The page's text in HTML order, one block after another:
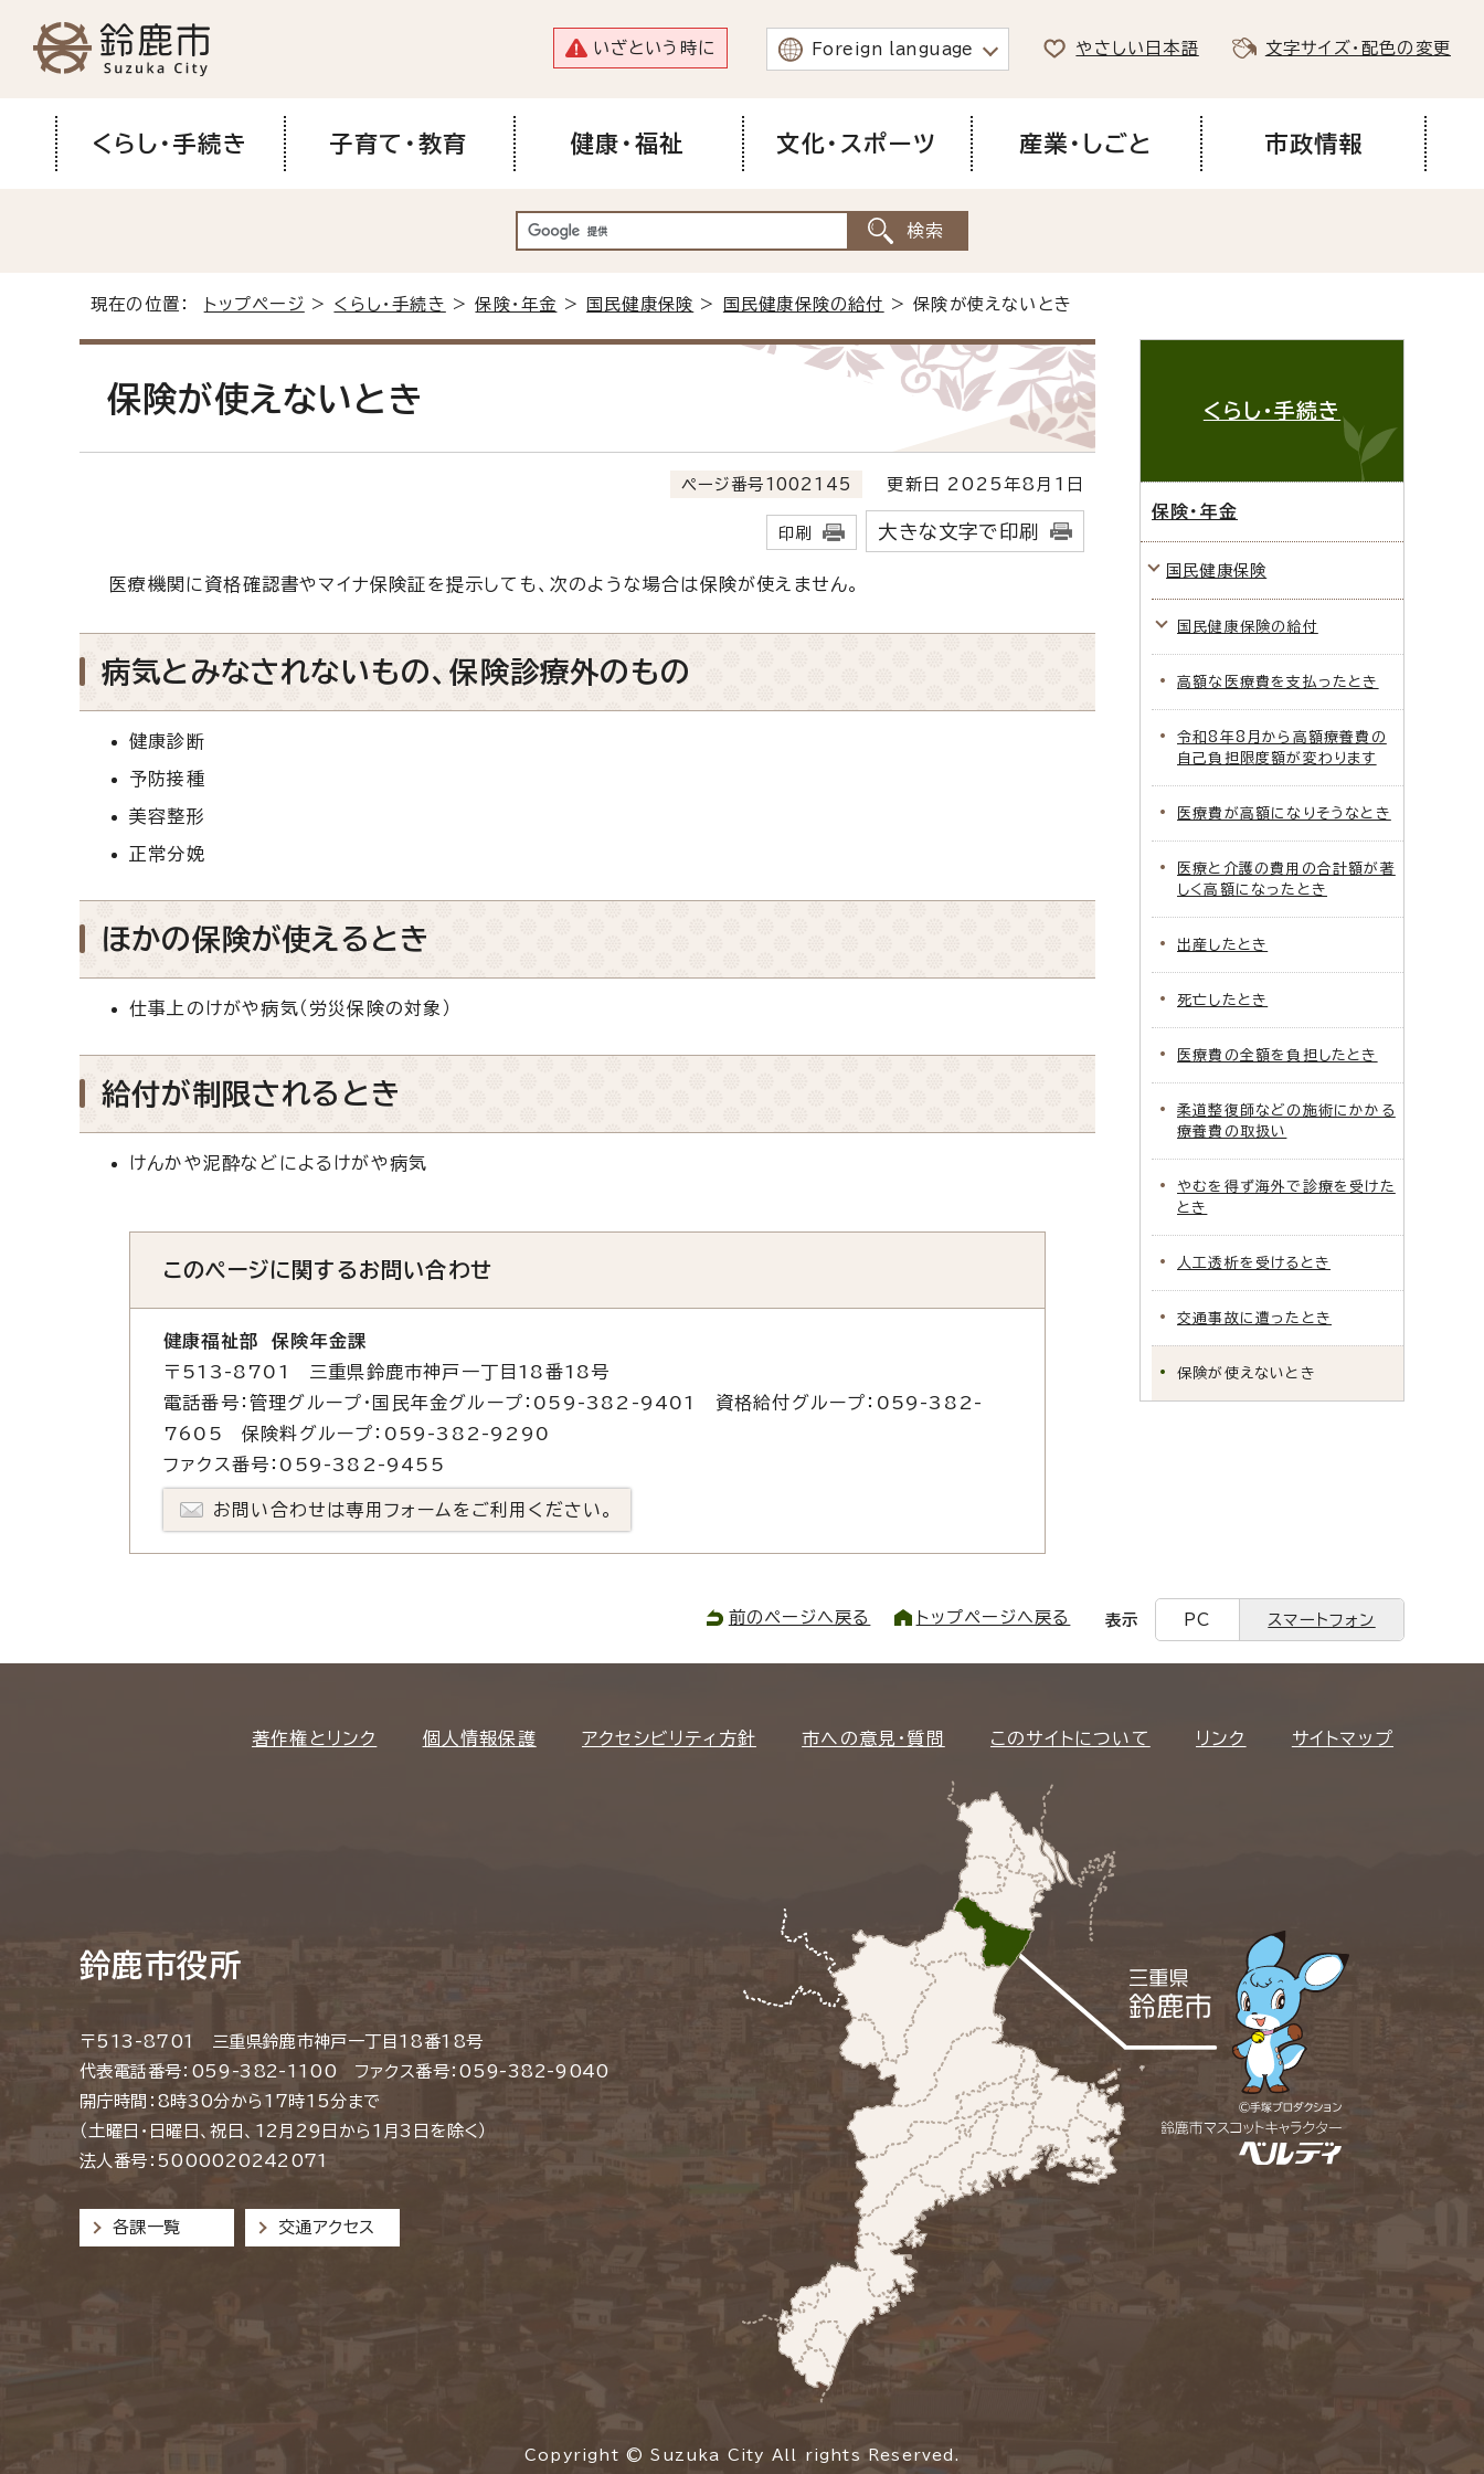
いざという時に Foreign language やさしい日本語 文字サイズ・配色の変更
くらし・手続き 子育て・教育 健康・福祉 文化・スポーツ 産業・しごと 市政情報
現在の位置： トップページ > くらし・手続き >保険・年金 > 国民健康保険 > 国民健康保険の給付 > 保険が使えないとき
保険が使えないとき
ページ番号1002145 更新日 2025年8月1日
印刷 大きな文字で印刷
医療機関に資格確認書やマイナ保険証を提示しても、次のような場合は保険が使えません。
病気とみなされないもの、保険診療外のもの
健康診断
予防接種
美容整形
正常分娩
ほかの保険が使えるとき
仕事上のけがや病気（労災保険の対象）
給付が制限されるとき
けんかや泥酔などによるけがや病気
このページに関するお問い合わせ
健康福祉部 保険年金課
〒513-8701 三重県鈴鹿市神戸一丁目18番18号
電話番号：管理グループ・国民年金グループ：059-382-9401 資格給付グループ：059-382-
7605 保険料グループ：059-382-9290
ファクス番号：059-382-9455
お問い合わせは専用フォームをご利用ください。
くらし・手続き
保険・年金
国民健康保険
国民健康保険の給付
高額な医療費を支払ったとき
令和8年8月から高額療養費の
自己負担限度額が変わります
医療費が高額になりそうなとき
医療と介護の費用の合計額が著
しく高額になったとき
出産したとき
死亡したとき
医療費の全額を負担したとき
柔道整復師などの施術にかかる
療養費の取扱い
やむを得ず海外で診療を受けた
とき
人工透析を受けるとき
交通事故に遭ったとき
保険が使えないとき
前のページへ戻る トップページへ戻る 表示 PC スマートフォン
著作権とリンク 個人情報保護 アクセシビリティ方針 市への意見・質問 このサイトについて リンク サイトマップ
鈴鹿市役所
〒513-8701 三重県鈴鹿市神戸一丁目18番18号
代表電話番号：059-382-1100 ファクス番号：059-382-9040
開庁時間：8時30分から17時15分まで
（土曜日・日曜日、祝日、12月29日から1月3日を除く）
法人番号：5000020242071
各課一覧 交通アクセス
Copyright © Suzuka City All rights Reserved.